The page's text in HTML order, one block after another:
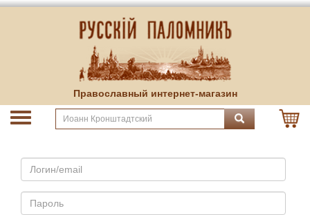
Православный интернет-магазин
Email
Пароль